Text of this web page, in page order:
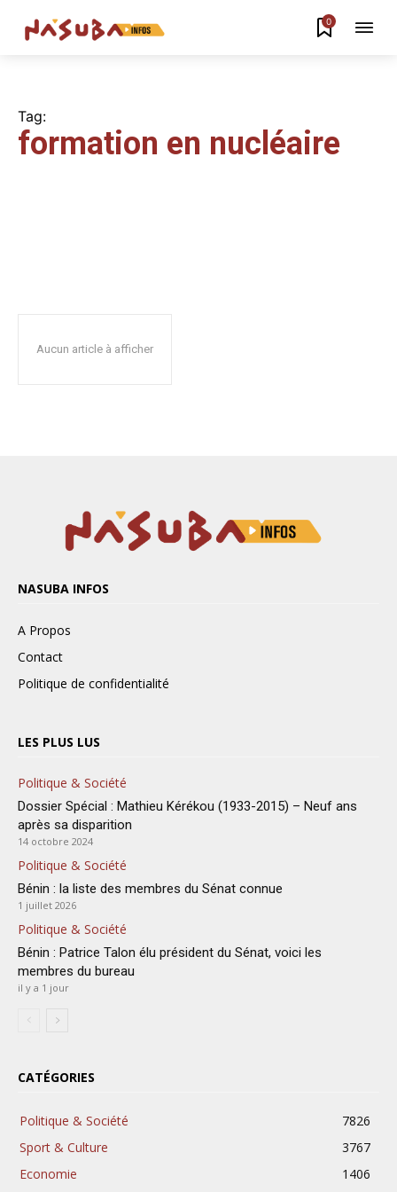
0
Tag:
formation en nucléaire
Aucun article à afficher
NASUBA INFOS
A Propos
Contact
Politique de confidentialité
LES PLUS LUS
Politique & Société
Dossier Spécial : Mathieu Kérékou (1933-2015) – Neuf ans
après sa disparition
14 octobre 2024
Politique & Société
Bénin : la liste des membres du Sénat connue
1 juillet 2026
Politique & Société
Bénin : Patrice Talon élu président du Sénat, voici les
membres du bureau
il y a 1 jour
CATÉGORIES
Politique & Société
7826
Sport & Culture
3767
Economie
1406